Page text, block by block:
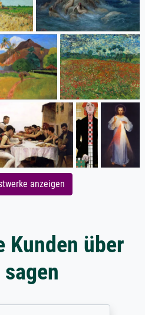
anzeigen
Kunden über